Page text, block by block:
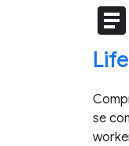
article
se